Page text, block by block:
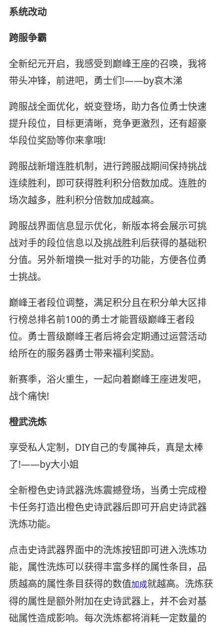
系统改动
跨服争霸
全新纪元开启，我感受到巅峰王座的召唤，我将
带头冲锋，前进吧，勇士们!——by哀木涕
跨服战全面优化，蜕变登场，助力各位勇士快速
提升段位，目标更清晰，竞争更激烈，还有超豪
华段位奖励等你来拿哦!
跨服战新增连胜机制，进行跨服战期间保持挑战
连续胜利，即可获得胜利积分倍数加成。连胜的
场次越多，胜利积分倍数加成越高。
跨服战界面信息显示优化，新版本将会展示可挑
战对手的段位信息以及挑战胜利后获得的基础积
分值。另外新增换一批对手的功能，方便各位勇
士挑战。
巅峰王者段位调整，满足积分且在积分单大区排
行榜总排名前100的勇士才能晋级巅峰王者段
位。勇士晋级巅峰王者后将会定期通过运营活动
给所在的服务器勇士带来福利奖励。
新赛季，浴火重生，一起向着巅峰王座进发吧，
战个痛快!
橙武洗炼
享受私人定制，DIY自己的专属神兵，真是太棒
了!——by大小姐
全新橙色史诗武器洗炼震撼登场，当勇士完成橙
卡任务打造出橙色史诗武器后即可开启史诗武器
洗炼功能。
点击史诗武器界面中的洗炼按钮即可进入洗炼功
能，属性洗炼可以获得丰富多样的属性条目，品
质越高的属性条目获得的数值加成就越高。洗炼获
得的属性是额外附加在史诗武器上，并不会对基
础属性造成影响。每次洗炼都将消耗一定数量的